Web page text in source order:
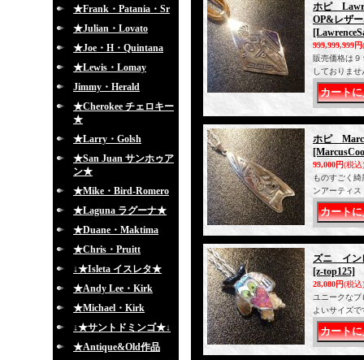
★Frank・Patania・Sr
★Julian・Lovato
★Joe・H・Quintana
★Lewis・Lomay
Jimmy・Herald
★Cherokee チェロキー
★
★Larry・Golsh
★San Juan サンホゥア
ン★
★Mike・Bird-Romero
★Laguna ラグーナ★
★Duane・Maktima
★Chris・Pruitt
↓★Isleta イスレタ★
★Andy Lee・Kirk
★Michael・Kirk
↓★サントドミンゴ★↓
★Antique&Old作品
ホピ
OP&レザ
999,999,999円
販売価格は
しておりま
ホピ
99,000円(税込)
ものすごく
ンアーティ
ズニ イン
[z-top125]
28,080円(税込)
ユニークな
よいサイズ